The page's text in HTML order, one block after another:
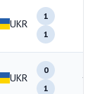
UKR
1
1
UKR
0
1
1